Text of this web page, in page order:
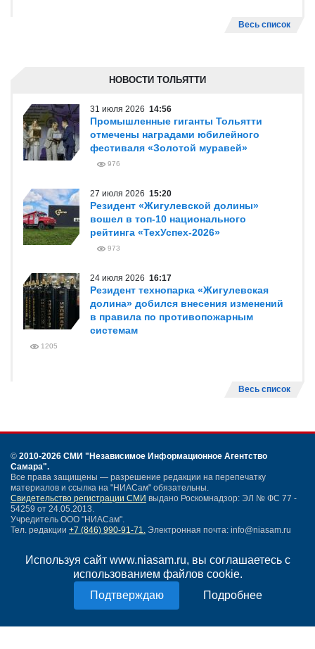
Используя сайт www.niasam.ru, вы соглашаетесь с
использованием файлов cookie.
Подробнее
Весь список
НОВОСТИ ТОЛЬЯТТИ
31 июля 2026 14:56
Промышленные гиганты Тольятти
отмечены наградами юбилейного
фестиваля «Золотой муравей»
976
27 июля 2026 15:20
Резидент «Жигулевской долины»
вошел в топ-10 национального
рейтинга «ТехУспех-2026»
973
24 июля 2026 16:17
Резидент технопарка «Жигулевская
долина» добился внесения изменений
в правила по противопожарным
системам
1205
Весь список
© 2010-2026 СМИ "Независимое Информационное Агентство
Самара".
Все права защищены — разрешение редакции на перепечатку
материалов и ссылка на "НИАСам" обязательны.
Свидетельство регистрации СМИ выдано Роскомнадзор: ЭЛ № ФС 77 -
54259 от 24.05.2013.
Учредитель ООО "НИАСам".
Тел. редакции +7 (846) 990-91-71. Электронная почта: info@niasam.ru
Карта сайта
Нашли ошибку?
Политика конфиденциальности
Согласие на обработку персональных данных